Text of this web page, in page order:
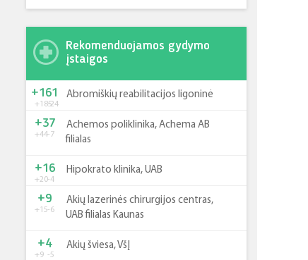
Rekomenduojamos gydymo
įstaigos
+185-24
+161 Abromiškių reabilitacijos ligoninė
+44-7
+37
Achemos poliklinika, Achema AB
filialas
+20-4
+16 Hipokrato klinika, UAB
+15-6
+9
Akių lazerinės chirurgijos centras,
UAB filialas Kaunas
+9 -5
+4 Akių šviesa, VšĮ